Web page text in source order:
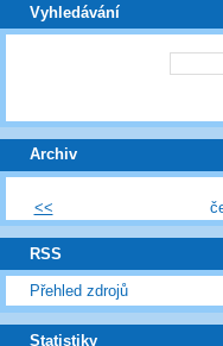
Vyhledávání
Archiv
<<
RSS
Přehled zdrojů
Statistiky